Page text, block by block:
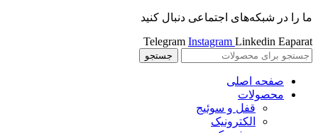
ما را در شبکه‌های اجتماعی دنبال کنید
Telegram Instagram Linkedin Eaparat
جستجو
صفحه اصلی
محصولات
قفل و سوئیج
الکترونیک